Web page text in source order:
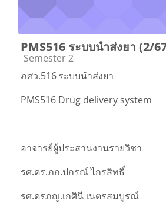
PMS516 ระบบนำส่งยา (2/
Course category
Semester 2
ภศว.516ระบบนำส่งยา
PMS516 Drug delivery system
อาจารย์ผู้ประสานงานรายวิชา
รศ.ดร.ภก.ปกรณ์ ไกรสิทธิ์
รศ.ดรภญ.เกศินี เนตรสมบูรณ์